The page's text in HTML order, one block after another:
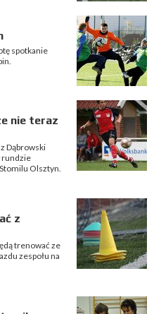
spotkanie
nie teraz
Dąbrowski
rundzie
Olsztyn.
z
trenować ze
zespołu na